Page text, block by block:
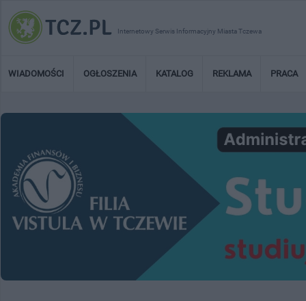
Internetowy Serwis Informacyjny Miasta Tczewa
WIADOMOŚCI OGŁOSZENIA KATALOG REKLAMA PRACA